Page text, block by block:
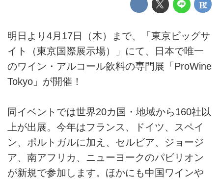
明日より4月17日（木）まで、「東京ビッグサ
イト（東京国際展示場）」にて、日本で唯一
のワイン・アルコール飲料の専門展「ProWine
Tokyo」が開催！
同イベントでは世界20カ国・地域から160社以
上が出展。今年はフランス、ドイツ、スペイ
ン、ポルトガルに加え、セルビア、ジョージ
ア、南アフリカ、ニューヨークのパビリオン
が新規で参加します。ほかにも中国ワインや